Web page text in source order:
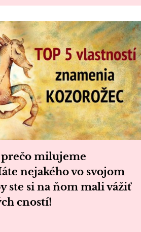
milujeme
nejakého vo svojom
ste si na ňom mali vážiť
cností!